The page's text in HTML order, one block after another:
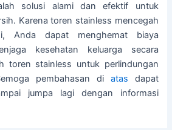
solusi alami dan efektif untuk
Karena toren stainless mencegah
Anda dapat menghemat biaya
kesehatan keluarga secara
toren stainless untuk perlindungan
pembahasan di atas dapat
jumpa lagi dengan informasi